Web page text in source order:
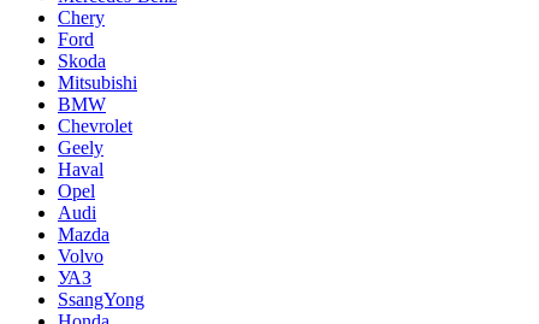
Chery
Ford
Skoda
Mitsubishi
BMW
Chevrolet
Geely
Haval
Opel
Audi
Mazda
Volvo
УАЗ
SsangYong